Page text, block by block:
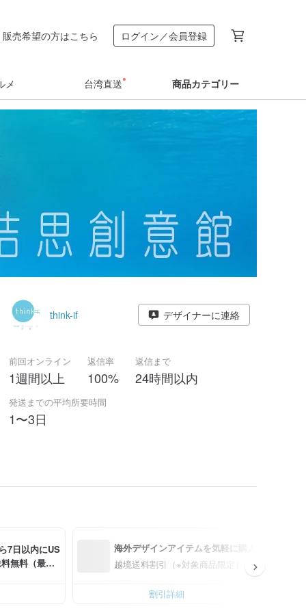
販売希望の方はこちら ログイン／会員登録
メ 台湾直送 商品カテゴリー
think-if デザイナーに連絡
前回オンライン
1週間以上
返信率
100%
返信まで
24時間以内
発送までの平均所要時間
1〜3日
7日以内にUS
無料（最大U
海外デザインアイテムを気軽に購入
越境送料割引（※対象商品限定）
割引詳細